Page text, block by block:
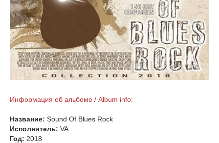
Информация об альбоме / Album info:
Название: Sound Of Blues Rock
Исполнитель: VA
Год: 2018